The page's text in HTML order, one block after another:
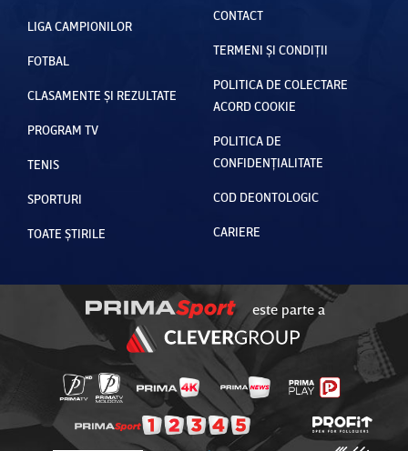
LIGA CAMPIONILOR
FOTBAL
CLASAMENTE ȘI REZULTATE
PROGRAM TV
TENIS
SPORTURI
TOATE ȘTIRILE
CONTACT
TERMENI ȘI CONDIȚII
POLITICA DE COLECTARE
ACORD COOKIE
POLITICA DE
CONFIDENȚIALITATE
COD DEONTOLOGIC
CARIERE
este parte a